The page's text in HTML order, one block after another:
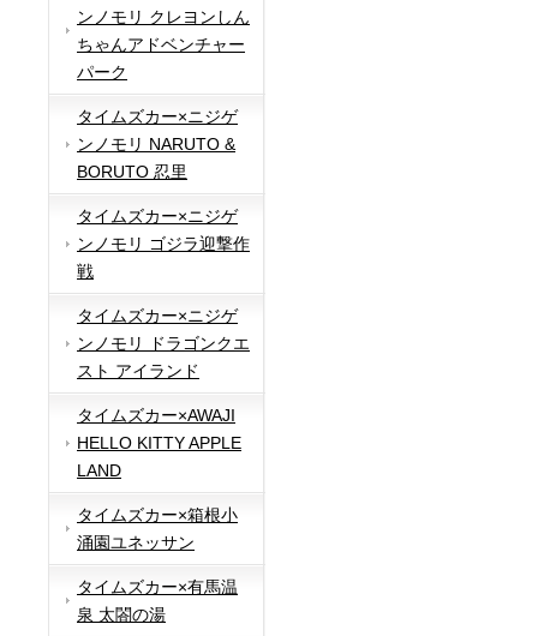
ンノモリ クレヨンしん
ちゃんアドベンチャー
パーク
タイムズカー×ニジゲ
ンノモリ NARUTO &
BORUTO 忍里
タイムズカー×ニジゲ
ンノモリ ゴジラ迎撃作
戦
タイムズカー×ニジゲ
ンノモリ ドラゴンクエ
スト アイランド
タイムズカー×AWAJI
HELLO KITTY APPLE
LAND
タイムズカー×箱根小
涌園ユネッサン
タイムズカー×有馬温
泉 太閤の湯